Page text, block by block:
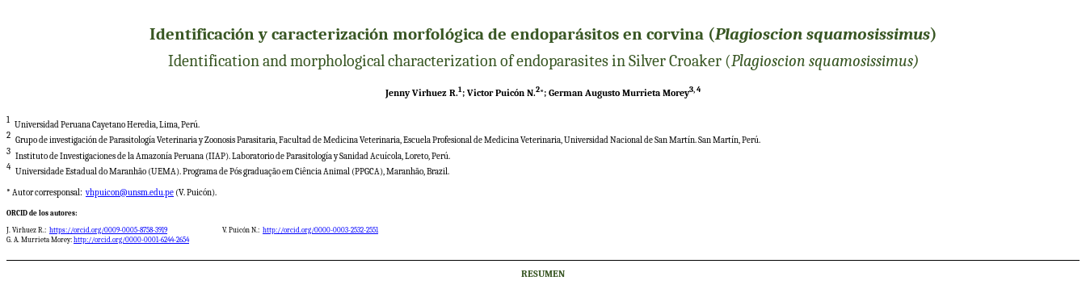
Identificación y caracterización morfológica de endoparásitos en corvina (Plagioscion squamosissimus)
Identification and morphological characterization of endoparasites in Silver Croaker (Plagioscion squamosissimus)
Jenny Virhuez R.1; Victor Puicón N.2*; German Augusto Murrieta Morey3, 4
1 Universidad Peruana Cayetano Heredia, Lima, Perú.
2 Grupo de investigación de Parasitología Veterinaria y Zoonosis Parasitaria, Facultad de Medicina Veterinaria, Escuela Profesional de Medicina Veterinaria, Universidad Nacional de San Martín. San Martín, Perú.
3 Instituto de Investigaciones de la Amazonía Peruana (IIAP). Laboratorio de Parasitología y Sanidad Acuícola, Loreto, Perú.
4 Universidade Estadual do Maranhão (UEMA). Programa de Pós graduação em Ciência Animal (PPGCA), Maranhão, Brazil.
* Autor corresponsal:vhpuicon@unsm.edu.pe (V. Puicón).
ORCID de los autores:
J. Virhuez R.: https://orcid.org/0009-0005-8758-3919 V. Puicón N.: http://orcid.org/0000-0003-2532-2551
G. A. Murrieta Morey: http://orcid.org/0000-0001-6244-2654
RESUMEN